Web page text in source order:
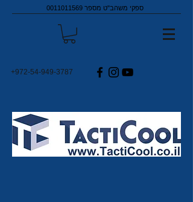
0011011569 ספקי משהב"ט מספר
+972-54-949-3787